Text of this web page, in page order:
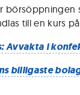
börsöppningen
till en kurs
Avvakta i
billigaste